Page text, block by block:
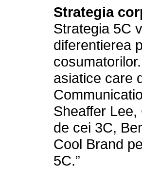
Strategia
Strategia 5C
diferentierea
asiatice care
Sheaffer
de cei 3C,
Cool Brand
5C.”